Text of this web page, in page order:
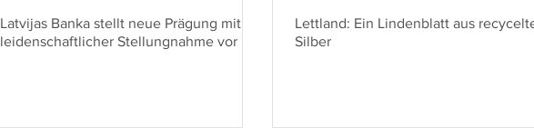
Latvijas Banka stellt neue Prägung mit
leidenschaftlicher Stellungnahme vor
Lettland: Ein Lindenblatt aus
Silber